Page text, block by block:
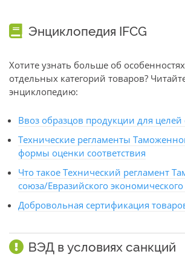
Энциклопедия IFCG
Хотите узнать больше об
отдельных категорий товаров?
энциклопедию:
Ввоз образцов продукции для
Технические регламенты
формы оценки соответствия
Что такое Технический регламент
союза/Евразийского экономического
Добровольная сертификация
ВЭД в условиях санкций